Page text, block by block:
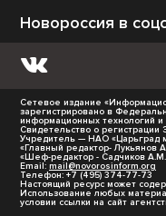
Новороссия в
Сетевое издание
зарегистрировано в
информационных технологий и
Свидетельство о
Учредитель — НАО «Царьград
«Главный редактор- Лукьянов
«Шеф-редактор - Садчиков
Email: mail@novorosinform.org
Телефон: +7 (495) 374-77-73
Настоящий ресурс может
Использование любых
условии ссылки на сайт